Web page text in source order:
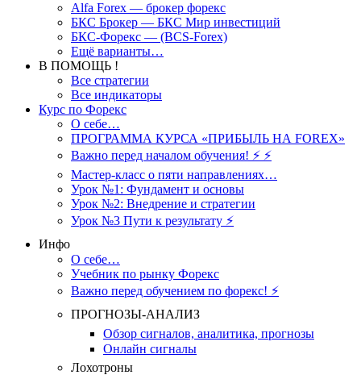
Alfa Forex — брокер форекс
БКС Брокер — БКС Мир инвестиций
БКС-Форекс — (BCS-Forex)
Ещё варианты…
В ПОМОЩЬ !
Все стратегии
Все индикаторы
Курс по Форекс
О себе…
ПРОГРАММА КУРСА «ПРИБЫЛЬ НА FOREX»
Важно перед началом обучения! ⚡ ⚡
Мастер-класс о пяти направлениях…
Урок №1: Фундамент и основы
Урок №2: Внедрение и стратегии
Урок №3 Пути к результату ⚡️
Инфо
О себе…
Учебник по рынку Форекс
Важно перед обучением по форекс! ⚡
ПРОГНОЗЫ-АНАЛИЗ
Обзор сигналов, аналитика, прогнозы
Онлайн сигналы
Лохотроны